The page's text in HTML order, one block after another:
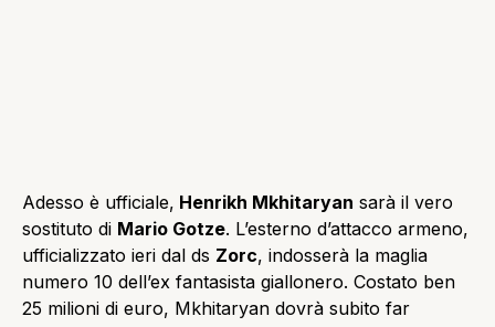
Adesso è ufficiale, Henrikh Mkhitaryan sarà il vero
sostituto di Mario Gotze. L’esterno d’attacco armeno,
ufficializzato ieri dal ds Zorc, indosserà la maglia
numero 10 dell’ex fantasista giallonero. Costato ben
25 milioni di euro, Mkhitaryan dovrà subito far